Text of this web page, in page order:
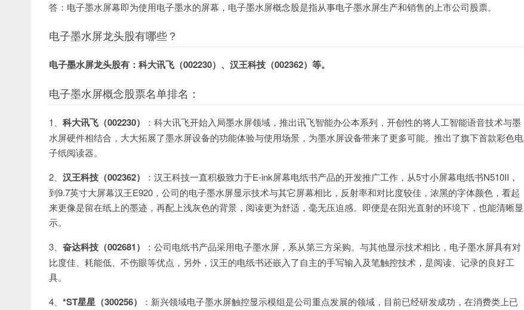
答：电子墨水屏幕即为使用电子墨水的屏幕，电子墨水屏概念股是指从事电子墨水屏生产和销售的上市公司股票。
电子墨水屏龙头股有哪些？
电子墨水屏龙头股有：科大讯飞（002230）、汉王科技（002362）等。
电子墨水屏概念股票名单排名：
1、 科大讯飞（002230）
：科大讯飞开始入局墨水屏领域，推出讯飞智能办公本系列，开创性的将人工智能语音技术与墨
水屏硬件相结合，大大拓展了墨水屏设备的功能体验与使用场景，为墨水屏设备带来了更多可能。推出了旗下首款彩色电
子纸阅读器。
2、 汉王科技（002362）
：汉王科技一直积极致力于E-ink屏幕电纸书产品的开发推广工作，从5寸小屏幕电纸书N510II，
到9.7英寸大屏幕汉王E920，公司的电子墨水屏显示技术与其它屏幕相比，反射率和对比度较佳，浓黑的字体颜色，看起
来更像是留在纸上的墨迹，再配上浅灰色的背景，阅读更为舒适，毫无压迫感。即便是在阳光直射的环境下，也能清晰显
示。
3、 奋达科技（002681）
：公司电纸书产品采用电子墨水屏，系从第三方采购。与其他显示技术相比，电子墨水屏具有对
比度佳、耗能低、不伤眼等优点，另外，汉王的电纸书还嵌入了自主的手写输入及笔触控技术，是阅读、记录的良好工
具。
4、 *ST星星（300256）
：新兴领域电子墨水屏触控显示模组是公司重点发展的领域，目前已经研发成功，在消费类上已